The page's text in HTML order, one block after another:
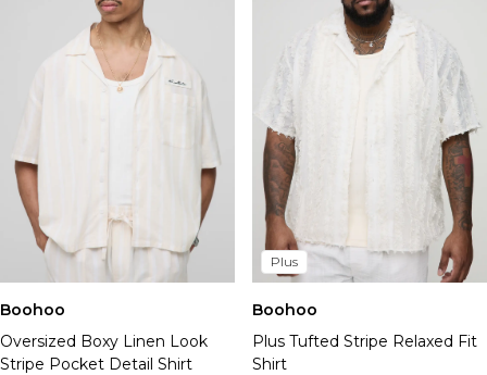
Boohoo
Oversized Boxy Linen Look
Stripe Pocket Detail Shirt
Plus
Boohoo
Plus Tufted Stripe Relaxed Fit
Shirt